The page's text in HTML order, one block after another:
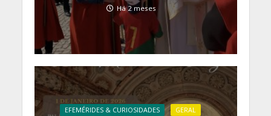
Há 2 meses
EFEMÉRIDES & CURIOSIDADES
GERAL